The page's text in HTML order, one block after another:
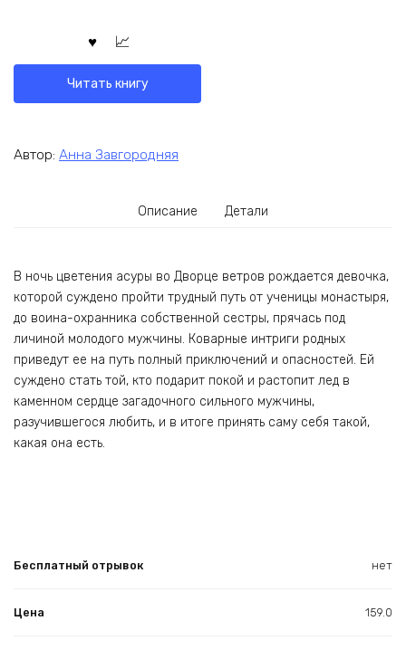
Читать книгу
Автор: Анна Завгородняя
Описание Детали
В ночь цветения асуры во Дворце ветров рождается девочка,
которой суждено пройти трудный путь от ученицы монастыря,
до воина-охранника собственной сестры, прячась под
личиной молодого мужчины. Коварные интриги родных
приведут ее на путь полный приключений и опасностей. Ей
суждено стать той, кто подарит покой и растопит лед в
каменном сердце загадочного сильного мужчины,
разучившегося любить, и в итоге принять саму себя такой,
какая она есть.
Бесплатный отрывок нет
Цена 159.0